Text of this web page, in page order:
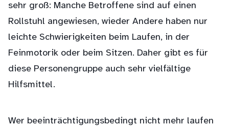
sehr groß: Manche Betroffene sind auf einen
Rollstuhl angewiesen, wieder Andere haben nur
leichte Schwierigkeiten beim Laufen, in der
Feinmotorik oder beim Sitzen. Daher gibt es für
diese Personengruppe auch sehr vielfältige
Hilfsmittel.
Wer beeinträchtigungsbedingt nicht mehr laufen